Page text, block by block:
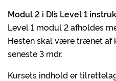
Modul 2 i DI´s Level 1
Level 1 modul 2 afholdes
Hesten skal være trænet af
seneste 3 mdr.
Kursets indhold er